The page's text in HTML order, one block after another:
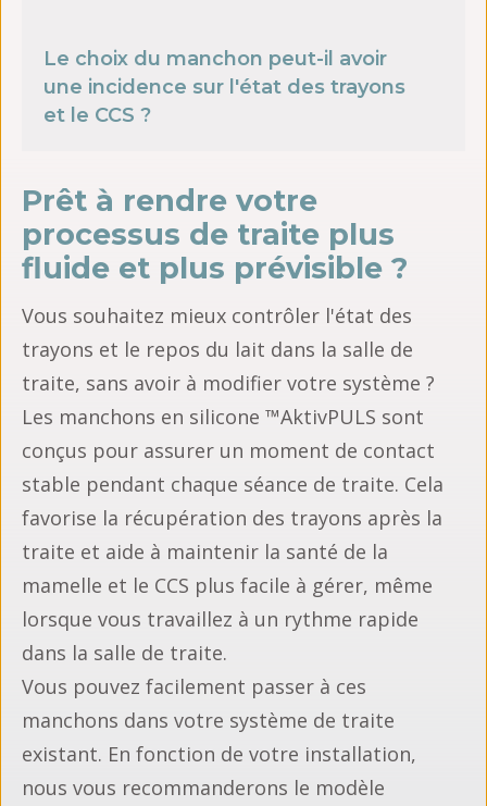
Le choix du manchon peut-il avoir
une incidence sur l'état des trayons
et le CCS ?
Prêt à rendre votre
processus de traite plus
fluide et plus prévisible ?
Vous souhaitez mieux contrôler l'état des
trayons et le repos du lait dans la salle de
traite, sans avoir à modifier votre système ?
Les manchons en silicone ™AktivPULS sont
conçus pour assurer un moment de contact
stable pendant chaque séance de traite. Cela
favorise la récupération des trayons après la
traite et aide à maintenir la santé de la
mamelle et le CCS plus facile à gérer, même
lorsque vous travaillez à un rythme rapide
dans la salle de traite.
Vous pouvez facilement passer à ces
manchons dans votre système de traite
existant. En fonction de votre installation,
nous vous recommanderons le modèle